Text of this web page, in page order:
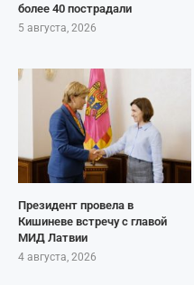
более 40 пострадали
5 августа, 2026
Президент провела в
Кишиневе встречу с главой
МИД Латвии
4 августа, 2026